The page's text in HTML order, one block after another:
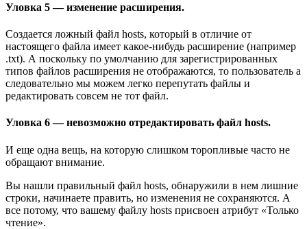
Уловка 5 — изменение расширения.
Создается ложный файл hosts, который в отличие от
настоящего файла имеет какое-нибудь расширение (например
.txt). А поскольку по умолчанию для зарегистрированных
типов файлов расширения не отображаются, то пользователь а
следовательно мы можем легко перепутать файлы и
редактировать совсем не тот файл.
Уловка 6 — невозможно отредактировать файл hosts.
И еще одна вещь, на которую слишком торопливые часто не
обращают внимание.
Вы нашли правильный файл hosts, обнаружили в нем лишние
строки, начинаете править, но изменения не сохраняются. А
все потому, что вашему файлу hosts присвоен атрибут «Только
чтение».